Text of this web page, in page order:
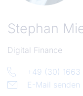
Stephan
Digital Finance
+49 (30) 1663
E-Mail senden